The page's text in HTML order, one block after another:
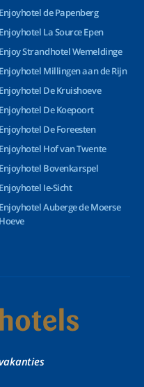
Enjoyhotel de Papenberg
Enjoyhotel La Source Epen
Enjoy Strandhotel Wemeldinge
Enjoyhotel Millingen aan de Rijn
Enjoyhotel De Kruishoeve
Enjoyhotel De Koepoort
Enjoyhotel De Foreesten
Enjoyhotel Hof van Twente
Enjoyhotel Bovenkarspel
Enjoyhotel Ie-Sicht
Enjoyhotel Auberge de Moerse
Hoeve